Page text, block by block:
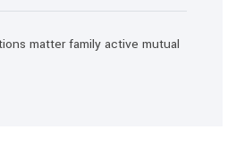
matter family active mutual